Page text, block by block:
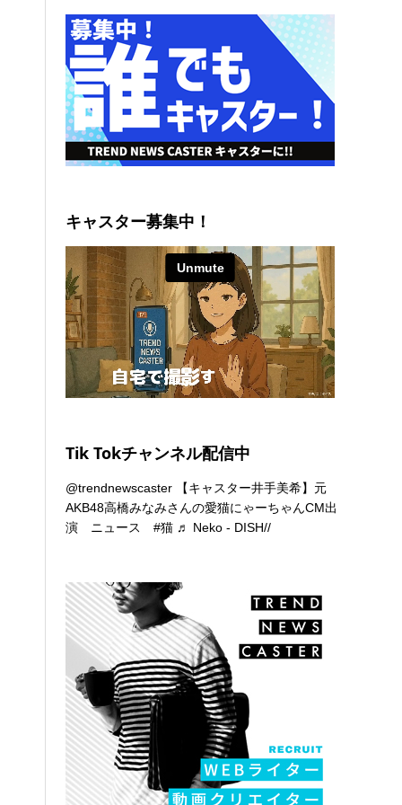
キャスター募集中！
Tik Tokチャンネル配信中
@trendnewscaster 【キャスター井手美希】元
AKB48高橋みなみさんの愛猫にゃーちゃんCM出
演 ニュース#猫 ♬ Neko - DISH//